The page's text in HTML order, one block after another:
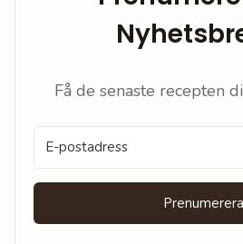
Få de senaste recepten
Prenumerera